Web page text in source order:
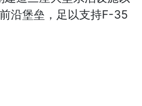
沿堡垒，足以支持F-35